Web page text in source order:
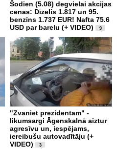
Šodien (5.08) degvielai akcijas
cenas: Dīzelis 1.817 un 95.
benzīns 1.737 EUR! Nafta 75.6
USD par barelu (+ VIDEO)
9
"Zvaniet prezidentam" -
likumsargi Āgenskalnā aiztur
agresīvu un, iespējams,
iereibušu autovadītāju (+
VIDEO)
3